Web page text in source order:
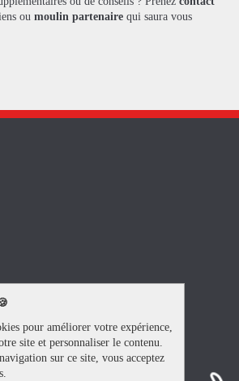
ou moulin partenaire qui saura vous
pour améliorer votre expérience,
site et personnaliser le contenu.
sur ce site, vous acceptez